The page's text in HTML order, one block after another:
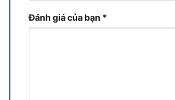
Đánh giá của bạn *